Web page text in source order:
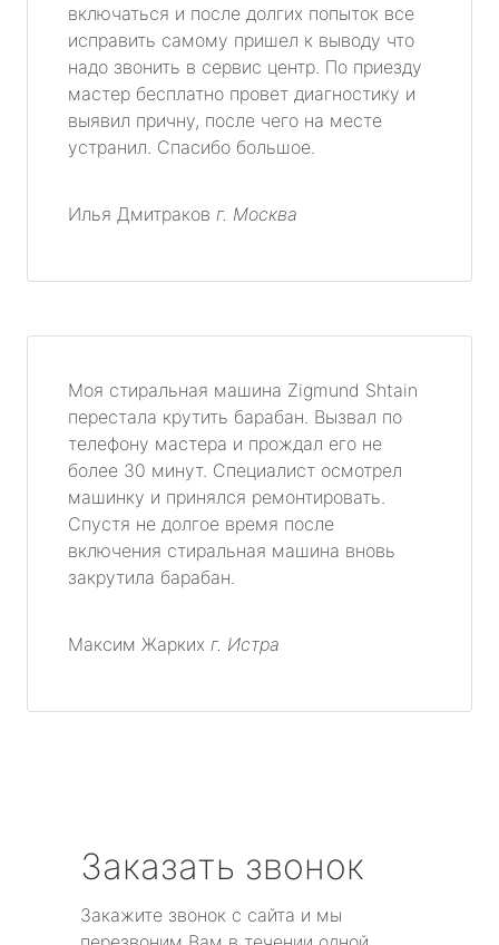
включаться и после долгих попыток все
исправить самому пришел к выводу что
надо звонить в сервис центр. По приезду
мастер бесплатно провет диагностику и
выявил причну, после чего на месте
устранил. Спасибо большое.
Илья Дмитраков г. Москва
Моя стиральная машина Zigmund Shtain
перестала крутить барабан. Вызвал по
телефону мастера и прождал его не
более 30 минут. Специалист осмотрел
машинку и принялся ремонтировать.
Спустя не долгое время после
включения стиральная машина вновь
закрутила барабан.
Максим Жарких г. Истра
Заказать звонок
Закажите звонок с сайта и мы